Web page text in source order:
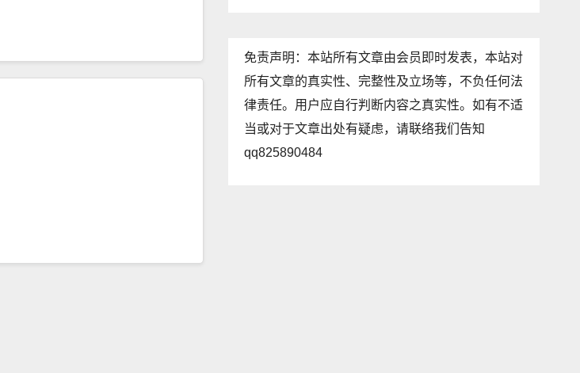
免责声明：本站所有文章由会员即时发表，本站对
所有文章的真实性、完整性及立场等，不负任何法
律责任。用户应自行判断内容之真实性。如有不适
当或对于文章出处有疑虑，请联络我们告知
qq825890484